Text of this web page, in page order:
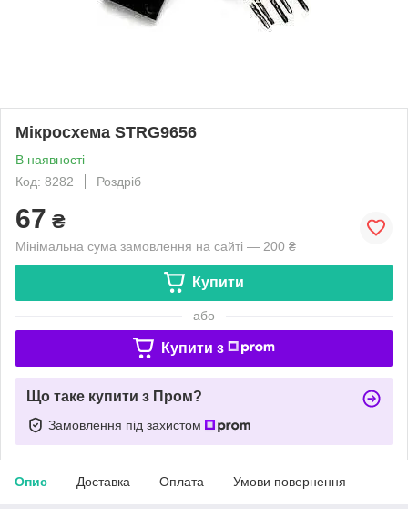
Мікросхема STRG9656
В наявності
Код: 8282
Роздріб
67 ₴
Мінімальна сума замовлення на сайті — 200 ₴
Купити
або
Купити з
Що таке купити з Пром?
Замовлення під захистом
Опис Доставка Оплата Умови повернення